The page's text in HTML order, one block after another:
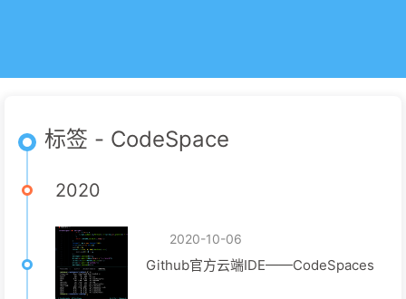
标签 - CodeSpace
2020
2020-10-06
Github官方云端IDE——CodeSpaces